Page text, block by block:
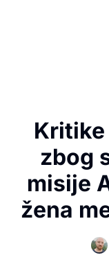
Kritike
zbog
misije
žena